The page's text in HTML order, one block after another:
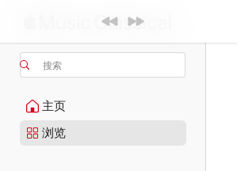
搜索
主页
浏览